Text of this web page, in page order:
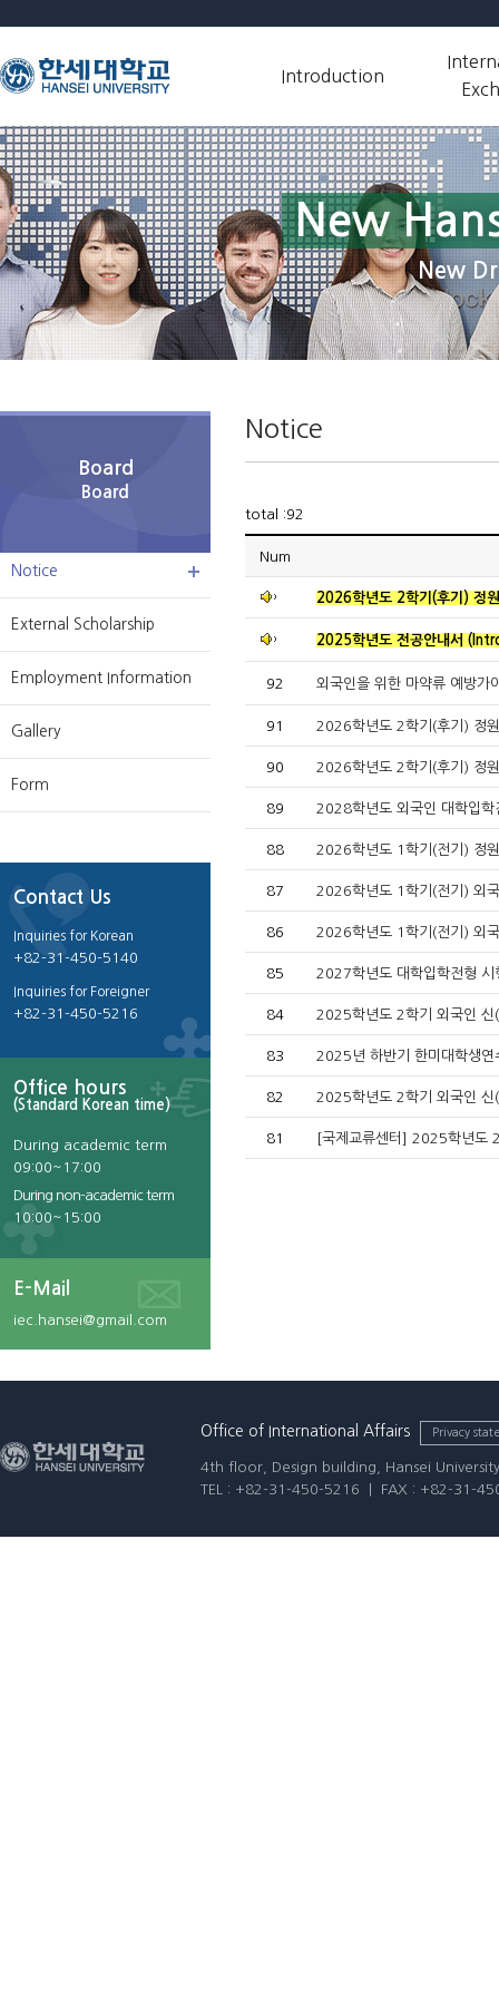
Introduction
New
New
Board
Board
Notice
External Scholarship
Employment Information
Gallery
Form
Contact Us
Inquiries for Korean
+82-31-450-5140
Inquiries for Foreigner
+82-31-450-5216
Office hours
(Standard Korean time)
During academic term
09:00~17:00
During non-academic term
10:00~15:00
E-Mail
iec.hansei@gmail.com
Notice
total :92
Num
2026학년도 2학기(후기) 정
2025학년도 전공안내서
92 외국인을 위한 마약류 예방
91 2026학년도 2학기(후기) 정
90 2026학년도 2학기(후기) 정
89 2028학년도 외국인 대학입학
88 2026학년도 1학기(전기) 정
87 2026학년도 1학기(전기) 외
86 2026학년도 1학기(전기) 외
85 2027학년도 대학입학전형 시
84 2025학년도 2학기 외국인 신
83 2025년 하반기 한미대학생연
82 2025학년도 2학기 외국인 신
81 [국제교류센터] 2025학년도
Office of International Affairs Privacy
4th floor, Design building, Hansei
TEL : +82-31-450-5216 | FAX : +82-31-